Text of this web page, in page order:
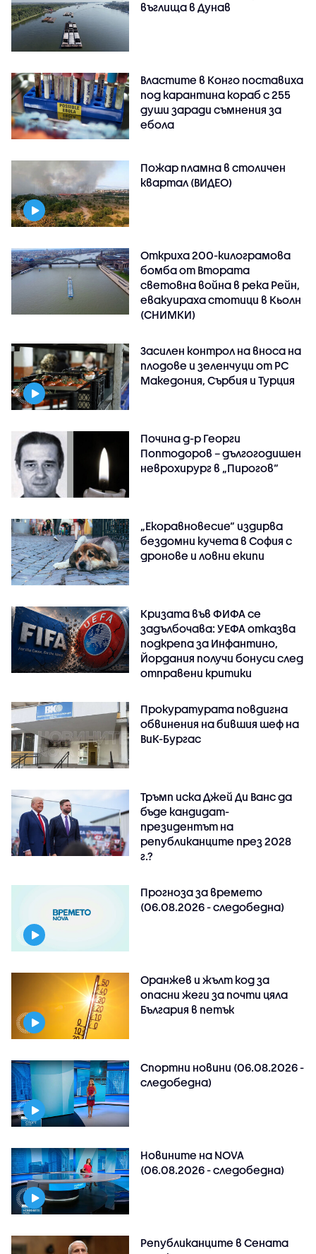
въглища в Дунав
Властите в Конго поставиха
под карантина кораб с 255
души заради съмнения за
ебола
Пожар пламна в столичен
квартал (ВИДЕО)
Откриха 200-килограмова
бомба от Втората
световна война в река Рейн,
евакуираха стотици в Кьолн
(СНИМКИ)
Засилен контрол на вноса на
плодове и зеленчуци от РС
Македония, Сърбия и Турция
Почина д-р Георги
Поптодоров – дългогодишен
неврохирург в „Пирогов“
„Екоравновесие“ издирва
бездомни кучета в София с
дронове и ловни екипи
Кризата във ФИФА се
задълбочава: УЕФА отказва
подкрепа за Инфантино,
Йордания получи бонуси след
отправени критики
Прокуратурата повдигна
обвинения на бившия шеф на
ВиК-Бургас
Тръмп иска Джей Ди Ванс да
бъде кандидат-
президентът на
републиканците през 2028
г.?
Прогноза за времето
(06.08.2026 - следобедна)
Оранжев и жълт код за
опасни жеги за почти цяла
България в петък
Спортни новини (06.08.2026 -
следобедна)
Новините на NOVA
(06.08.2026 - следобедна)
Републиканците в Сената